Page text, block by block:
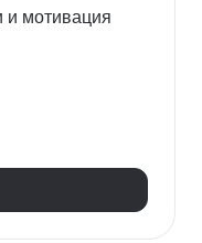
и мотивация